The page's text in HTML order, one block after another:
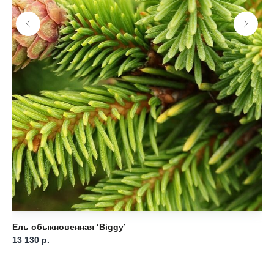
Ель обыкновенная ‘Biggy’
13 130 р.